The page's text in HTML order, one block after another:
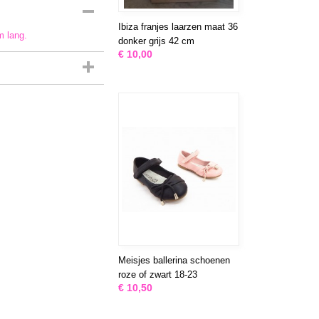
lang.
Ibiza franjes laarzen maat 36
donker grijs 42 cm
€ 10,00
Meisjes ballerina schoenen
roze of zwart 18-23
€ 10,50